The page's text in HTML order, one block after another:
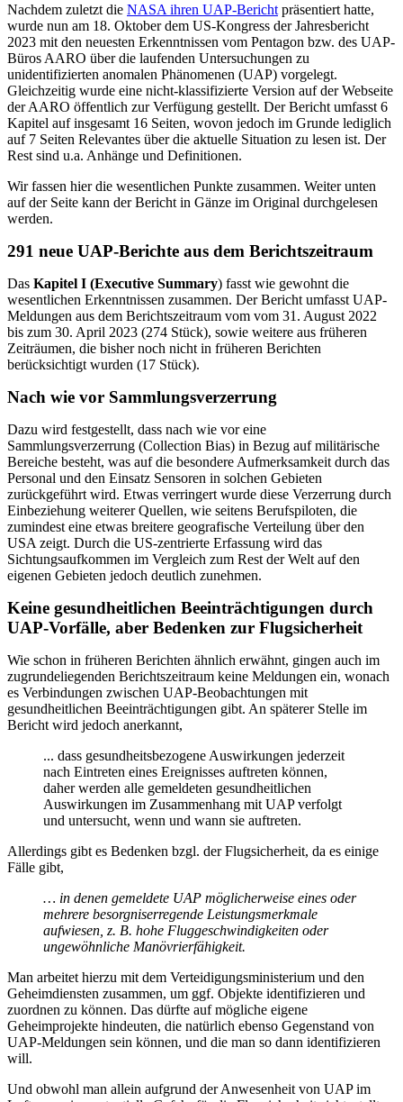
Nachdem zuletzt die NASA ihren UAP-Bericht präsentiert hatte,
wurde nun am 18. Oktober dem US-Kongress der Jahresbericht
2023 mit den neuesten Erkenntnissen vom Pentagon bzw. des UAP-
Büros AARO über die laufenden Untersuchungen zu
unidentifizierten anomalen Phänomenen (UAP) vorgelegt.
Gleichzeitig wurde eine nicht-klassifizierte Version auf der Webseite
der AARO öffentlich zur Verfügung gestellt. Der Bericht umfasst 6
Kapitel auf insgesamt 16 Seiten, wovon jedoch im Grunde lediglich
auf 7 Seiten Relevantes über die aktuelle Situation zu lesen ist. Der
Rest sind u.a. Anhänge und Definitionen.
Wir fassen hier die wesentlichen Punkte zusammen. Weiter unten
auf der Seite kann der Bericht in Gänze im Original durchgelesen
werden.
291 neue UAP-Berichte aus dem Berichtszeitraum
Das Kapitel I (Executive Summary) fasst wie gewohnt die
wesentlichen Erkenntnissen zusammen. Der Bericht umfasst UAP-
Meldungen aus dem Berichtszeitraum vom vom 31. August 2022
bis zum 30. April 2023 (274 Stück), sowie weitere aus früheren
Zeiträumen, die bisher noch nicht in früheren Berichten
berücksichtigt wurden (17 Stück).
Nach wie vor Sammlungsverzerrung
Dazu wird festgestellt, dass nach wie vor eine
Sammlungsverzerrung (Collection Bias) in Bezug auf militärische
Bereiche besteht, was auf die besondere Aufmerksamkeit durch das
Personal und den Einsatz Sensoren in solchen Gebieten
zurückgeführt wird. Etwas verringert wurde diese Verzerrung durch
Einbeziehung weiterer Quellen, wie seitens Berufspiloten, die
zumindest eine etwas breitere geografische Verteilung über den
USA zeigt. Durch die US-zentrierte Erfassung wird das
Sichtungsaufkommen im Vergleich zum Rest der Welt auf den
eigenen Gebieten jedoch deutlich zunehmen.
Keine gesundheitlichen Beeinträchtigungen durch
UAP-Vorfälle, aber Bedenken zur Flugsicherheit
Wie schon in früheren Berichten ähnlich erwähnt, gingen auch im
zugrundeliegenden Berichtszeitraum keine Meldungen ein, wonach
es Verbindungen zwischen UAP-Beobachtungen mit
gesundheitlichen Beeinträchtigungen gibt. An späterer Stelle im
Bericht wird jedoch anerkannt,
... dass gesundheitsbezogene Auswirkungen jederzeit
nach Eintreten eines Ereignisses auftreten können,
daher werden alle gemeldeten gesundheitlichen
Auswirkungen im Zusammenhang mit UAP verfolgt
und untersucht, wenn und wann sie auftreten.
Allerdings gibt es Bedenken bzgl. der Flugsicherheit, da es einige
Fälle gibt,
… in denen gemeldete UAP möglicherweise eines oder
mehrere besorgniserregende Leistungsmerkmale
aufwiesen, z. B. hohe Fluggeschwindigkeiten oder
ungewöhnliche Manövrierfähigkeit.
Man arbeitet hierzu mit dem Verteidigungsministerium und den
Geheimdiensten zusammen, um ggf. Objekte identifizieren und
zuordnen zu können. Das dürfte auf mögliche eigene
Geheimprojekte hindeuten, die natürlich ebenso Gegenstand von
UAP-Meldungen sein können, und die man so dann identifizieren
will.
Und obwohl man allein aufgrund der Anwesenheit von UAP im